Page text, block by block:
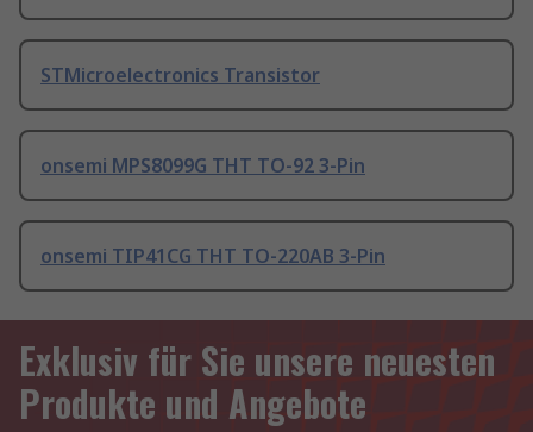
STMicroelectronics Transistor
onsemi MPS8099G THT TO-92 3-Pin
onsemi TIP41CG THT TO-220AB 3-Pin
Exklusiv für Sie unsere neuesten
Produkte und Angebote